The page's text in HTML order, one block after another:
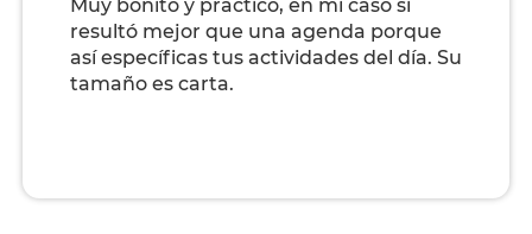
Muy bonito y práctico, en mi caso si
resultó mejor que una agenda porque
así específicas tus actividades del día. Su
tamaño es carta.